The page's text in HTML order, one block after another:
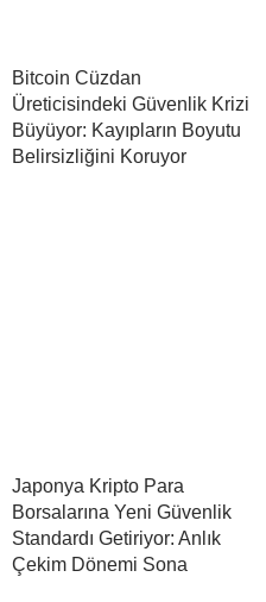
Bitcoin Cüzdan
Üreticisindeki Güvenlik Krizi
Büyüyor: Kayıpların Boyutu
Belirsizliğini Koruyor
Japonya Kripto Para
Borsalarına Yeni Güvenlik
Standardı Getiriyor: Anlık
Çekim Dönemi Sona